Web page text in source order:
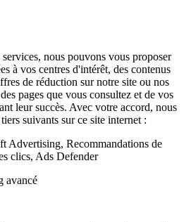
services, nous pouvons vous proposer
à vos centres d'intérêt, des contenus
de réduction sur notre site ou nos
pages que vous consultez et de vos
leur succès. Avec votre accord, nous
suivants sur ce site internet :
Advertising, Recommandations de
clics, Ads Defender
avancé